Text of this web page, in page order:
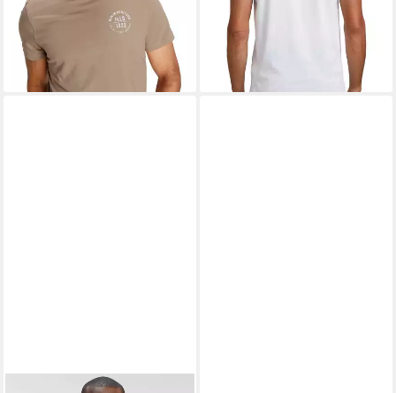
-17%
Tee Shirt mit
Rundhalsausschnitt aus 100%
Baumwolle